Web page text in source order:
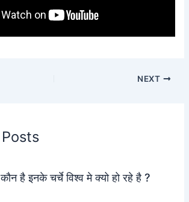
NEXT
कौन है इनके चर्चे विश्व मे क्यो हो रहे है ?